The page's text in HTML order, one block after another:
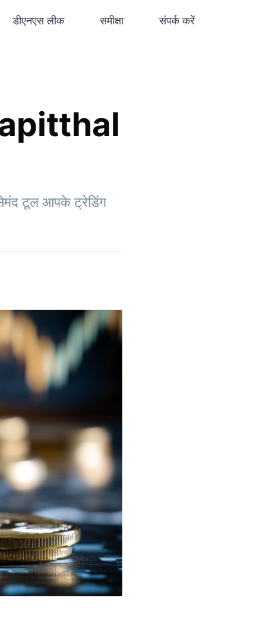
डीएनएस लीक समीक्षा संपर्क करें
टूल आपके ट्रेडिंग